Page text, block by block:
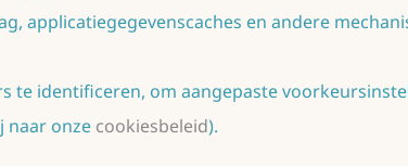
applicatiegegevenscaches en andere
te identificeren, om aangepaste
naar onze cookiesbeleid).